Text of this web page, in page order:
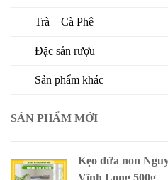
Trà – Cà Phê
Đặc sản rượu
Sản phẩm khác
SẢN PHẨM MỚI
Kẹo dừa non
Vĩnh Long 500g